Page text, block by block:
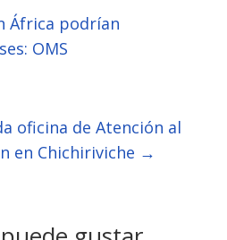
África podrían
OMS
oficina de Atención al
en Chichiriviche →